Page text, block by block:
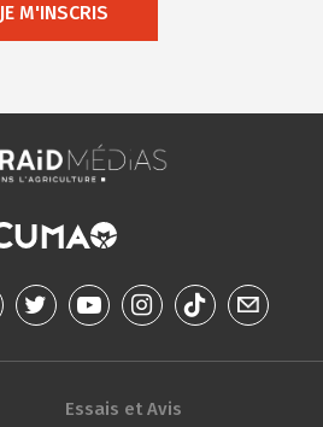
JE M'INSCRIS
Essais et Avis